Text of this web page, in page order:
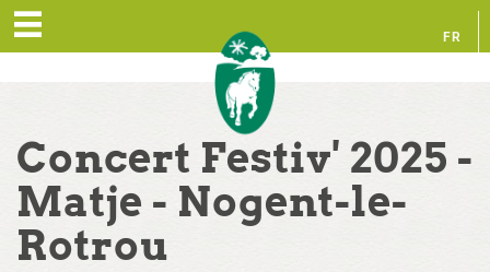
FR
Concert Festiv' 2025 -
Matje - Nogent-le-
Rotrou